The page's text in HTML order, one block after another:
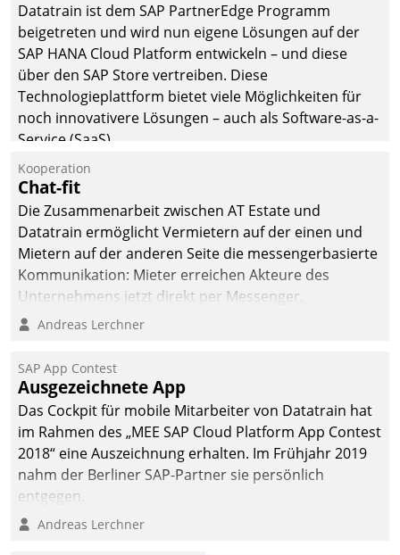
Datatrain ist dem SAP PartnerEdge Programm
beigetreten und wird nun eigene Lösungen auf der
SAP HANA Cloud Platform entwickeln – und diese
über den SAP Store vertreiben. Diese
Technologieplattform bietet viele Möglichkeiten für
noch innovativere Lösungen – auch als Software-as-a-
Service (SaaS).
Kooperation
Chat-fit
Die Zusammenarbeit zwischen AT Estate und
Datatrain ermöglicht Vermietern auf der einen und
Mietern auf der anderen Seite die messengerbasierte
Kommunikation: Mieter erreichen Akteure des
Unternehmens jetzt direkt per Messenger,
Mitarbeiter oder Dienstleister empfangen oder
Andreas Lerchner
SAP App Contest
Ausgezeichnete App
Das Cockpit für mobile Mitarbeiter von Datatrain hat
im Rahmen des „MEE SAP Cloud Platform App Contest
2018“ eine Auszeichnung erhalten. Im Frühjahr 2019
nahm der Berliner SAP-Partner sie persönlich
entgegen.
Andreas Lerchner